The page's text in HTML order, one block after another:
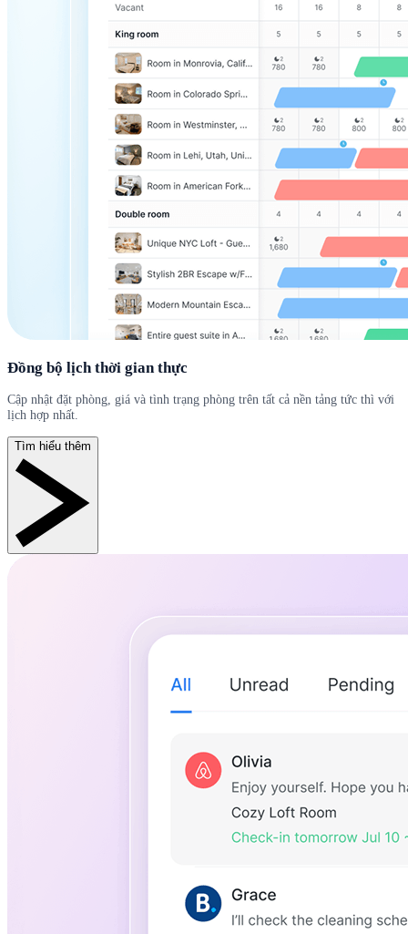
Đồng bộ lịch thời gian thực
Cập nhật đặt phòng, giá và tình trạng phòng trên tất cả nền tảng tức thì với
lịch hợp nhất.
Tìm hiểu thêm